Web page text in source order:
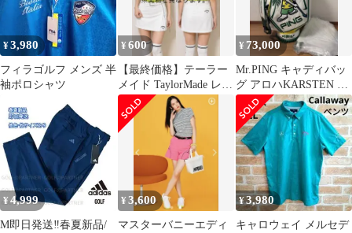
¥3,980
フィラゴルフ メンズ 半
袖ポロシャツ
¥600
【最終価格】テーラー
メイド TaylorMade レデ
ィース ノースリーブ
XS
¥ 73,000
Mr.PING キャディバッ
グ アロハKARSTEN 限
定モデルCB-N2301
¥4,999
M即日発送‼️春夏新品/
¥3,600
マスターバニーエディ
¥3,980
キャロウェイ メルセデ